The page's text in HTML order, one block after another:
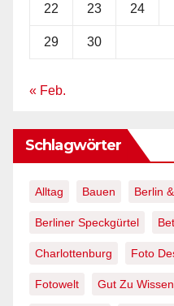
22 23 24
29 30
« Feb.
Schlagwörter
Alltag Bauen Berlin
Berliner Speckgürtel
Charlottenburg Foto
Fotowelt Gut Zu Wissen